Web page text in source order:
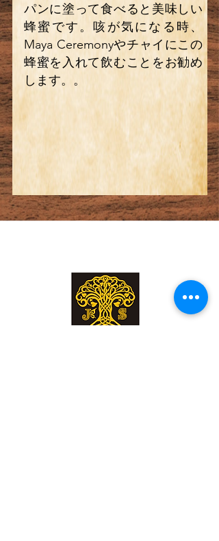
パンに塗って食べると美味しい
蜂蜜です。咳が気になる時、
Maya Ceremonyやチャイにこの
蜂蜜を入れて飲むことをお勧め
します。。